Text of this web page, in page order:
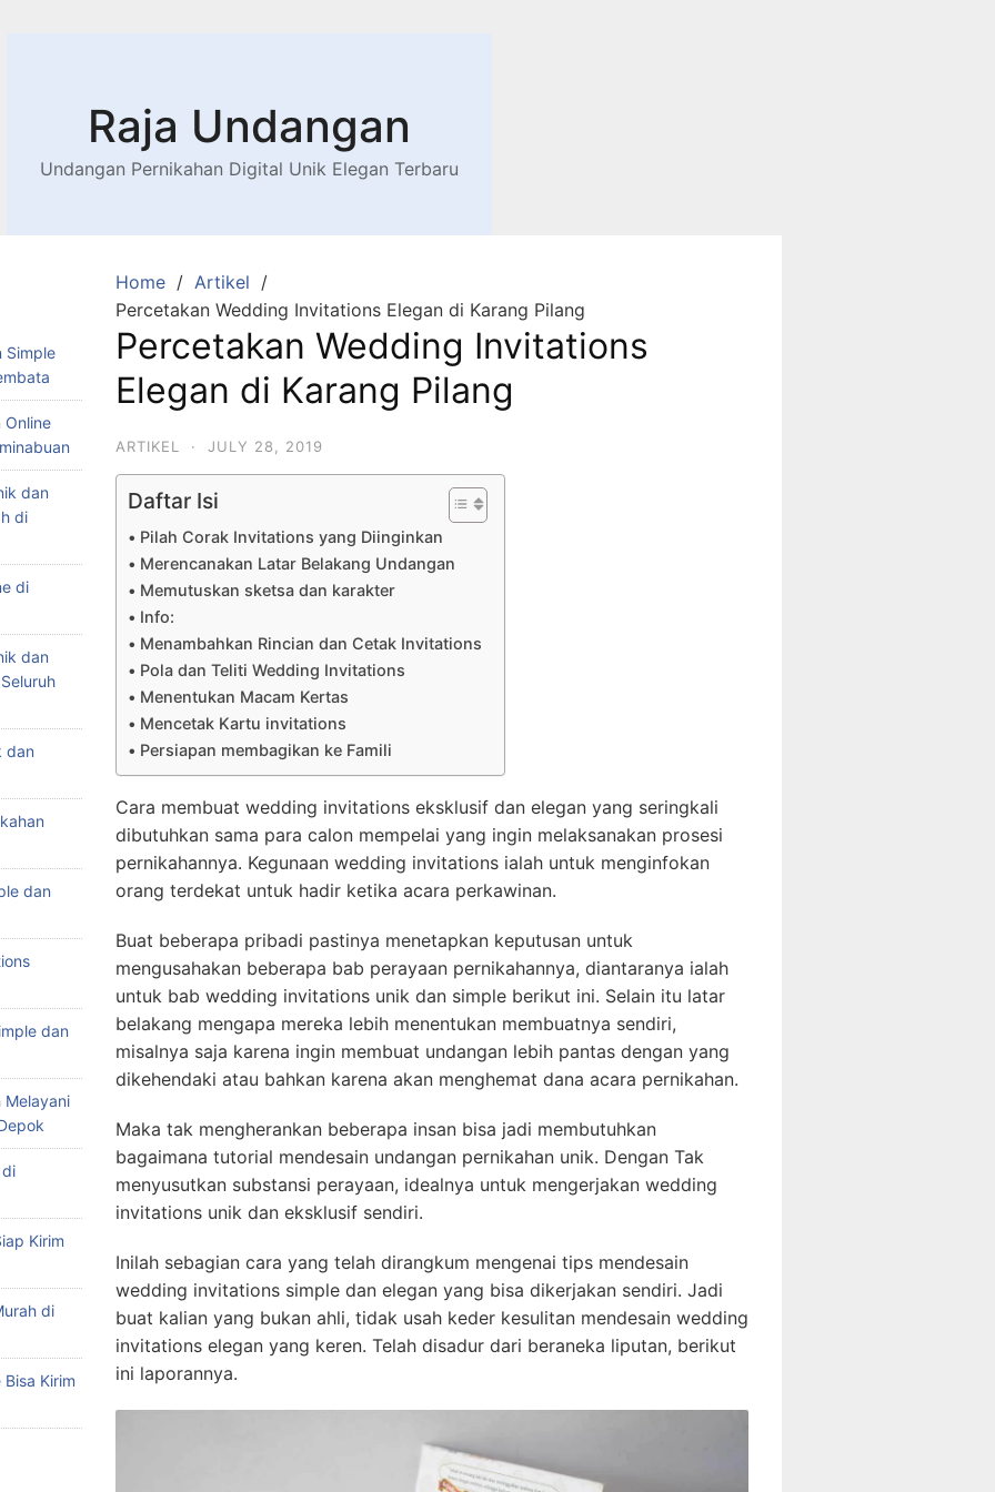
Raja Undangan
Undangan Pernikahan Digital Unik Elegan Terbaru
Home
Artikel
Percetakan Wedding Invitations Elegan di Karang Pilang
Percetakan Wedding Invitations
Elegan di Karang Pilang
ARTIKEL · JULY 28, 2019
Daftar Isi
Pilah Corak Invitations yang Diinginkan
Merencanakan Latar Belakang Undangan
Memutuskan sketsa dan karakter
Info:
Menambahkan Rincian dan Cetak Invitations
Pola dan Teliti Wedding Invitations
Menentukan Macam Kertas
Mencetak Kartu invitations
Persiapan membagikan ke Famili
Cara membuat wedding invitations eksklusif dan elegan yang seringkali
dibutuhkan sama para calon mempelai yang ingin melaksanakan prosesi
pernikahannya. Kegunaan wedding invitations ialah untuk menginfokan
orang terdekat untuk hadir ketika acara perkawinan.
Buat beberapa pribadi pastinya menetapkan keputusan untuk
mengusahakan beberapa bab perayaan pernikahannya, diantaranya ialah
untuk bab wedding invitations unik dan simple berikut ini. Selain itu latar
belakang mengapa mereka lebih menentukan membuatnya sendiri,
misalnya saja karena ingin membuat undangan lebih pantas dengan yang
dikehendaki atau bahkan karena akan menghemat dana acara pernikahan.
Maka tak mengherankan beberapa insan bisa jadi membutuhkan
bagaimana tutorial mendesain undangan pernikahan unik. Dengan Tak
menyusutkan substansi perayaan, idealnya untuk mengerjakan wedding
invitations unik dan eksklusif sendiri.
Inilah sebagian cara yang telah dirangkum mengenai tips mendesain
wedding invitations simple dan elegan yang bisa dikerjakan sendiri. Jadi
buat kalian yang bukan ahli, tidak usah keder kesulitan mendesain wedding
invitations elegan yang keren. Telah disadur dari beraneka liputan, berikut
ini laporannya.
Simple
Online
dan
di
di
dan
dan
dan
dan
Melayani
Kirim
di
Kirim